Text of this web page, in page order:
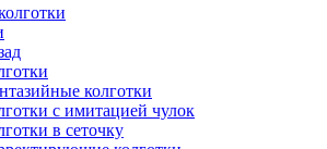
колготки
с имитацией чулок
в сеточку